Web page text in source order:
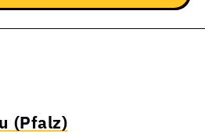
(Pfalz)